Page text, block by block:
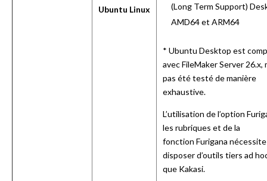
Ubuntu Linux
(Long Term Support)
AMD64 et ARM64
* Ubuntu Desktop est
avec FileMaker Server 26.x,
pas été testé de manière
exhaustive.
L’utilisation de l’option
les rubriques et de la
fonction Furigana
disposer d’outils tiers ad
que Kakasi.